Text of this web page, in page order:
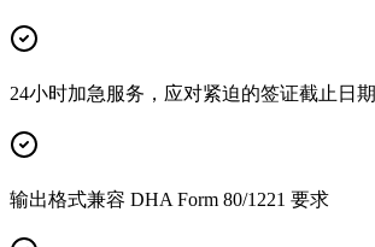
24小时加急服务，应对紧迫的签证截止日期
输出格式兼容 DHA Form 80/1221 要求